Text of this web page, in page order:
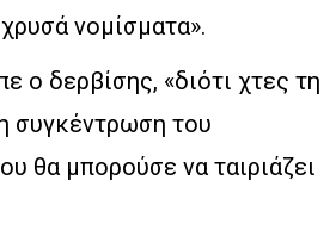
νομίσματα».
ο δερβίσης, «διότι χτες τη
συγκέντρωση του
θα μπορούσε να ταιριάζει